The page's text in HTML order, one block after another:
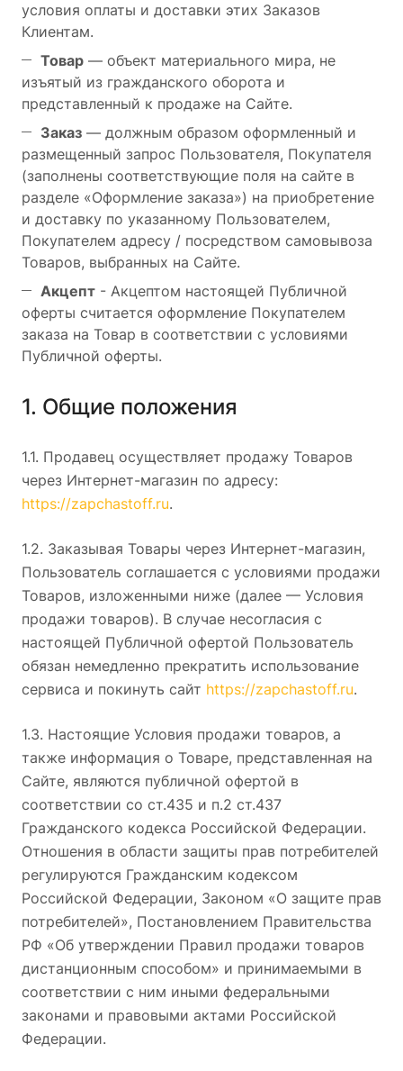
условия оплаты и доставки этих Заказов
Клиентам.
Товар — объект материального мира, не
изъятый из гражданского оборота и
представленный к продаже на Сайте.
Заказ — должным образом оформленный и
размещенный запрос Пользователя, Покупателя
(заполнены соответствующие поля на сайте в
разделе «Оформление заказа») на приобретение
и доставку по указанному Пользователем,
Покупателем адресу / посредством самовывоза
Товаров, выбранных на Сайте.
Акцепт - Акцептом настоящей Публичной
оферты считается оформление Покупателем
заказа на Товар в соответствии с условиями
Публичной оферты.
1. Общие положения
1.1. Продавец осуществляет продажу Товаров
через Интернет-магазин по адресу:
https://zapchastoff.ru.
1.2. Заказывая Товары через Интернет-магазин,
Пользователь соглашается с условиями продажи
Товаров, изложенными ниже (далее — Условия
продажи товаров). В случае несогласия с
настоящей Публичной офертой Пользователь
обязан немедленно прекратить использование
сервиса и покинуть сайт https://zapchastoff.ru.
1.3. Настоящие Условия продажи товаров, а
также информация о Товаре, представленная на
Сайте, являются публичной офертой в
соответствии со ст.435 и п.2 ст.437
Гражданского кодекса Российской Федерации.
Отношения в области защиты прав потребителей
регулируются Гражданским кодексом
Российской Федерации, Законом «О защите прав
потребителей», Постановлением Правительства
РФ «Об утверждении Правил продажи товаров
дистанционным способом» и принимаемыми в
соответствии с ним иными федеральными
законами и правовыми актами Российской
Федерации.